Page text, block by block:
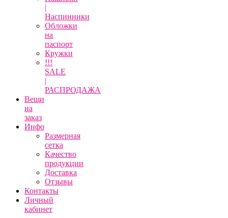
|
Наспинники
Обложки
на
паспорт
Кружки
!!!
SALE
|
РАСПРОДАЖА
Вещи
на
заказ
Инфо
Размерная
сетка
Качество
продукции
Доставка
Отзывы
Контакты
Личный
кабинет